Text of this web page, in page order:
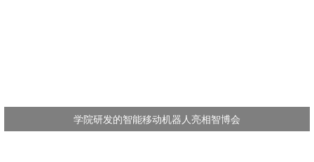
学院研发的智能移动机器人亮相智博会